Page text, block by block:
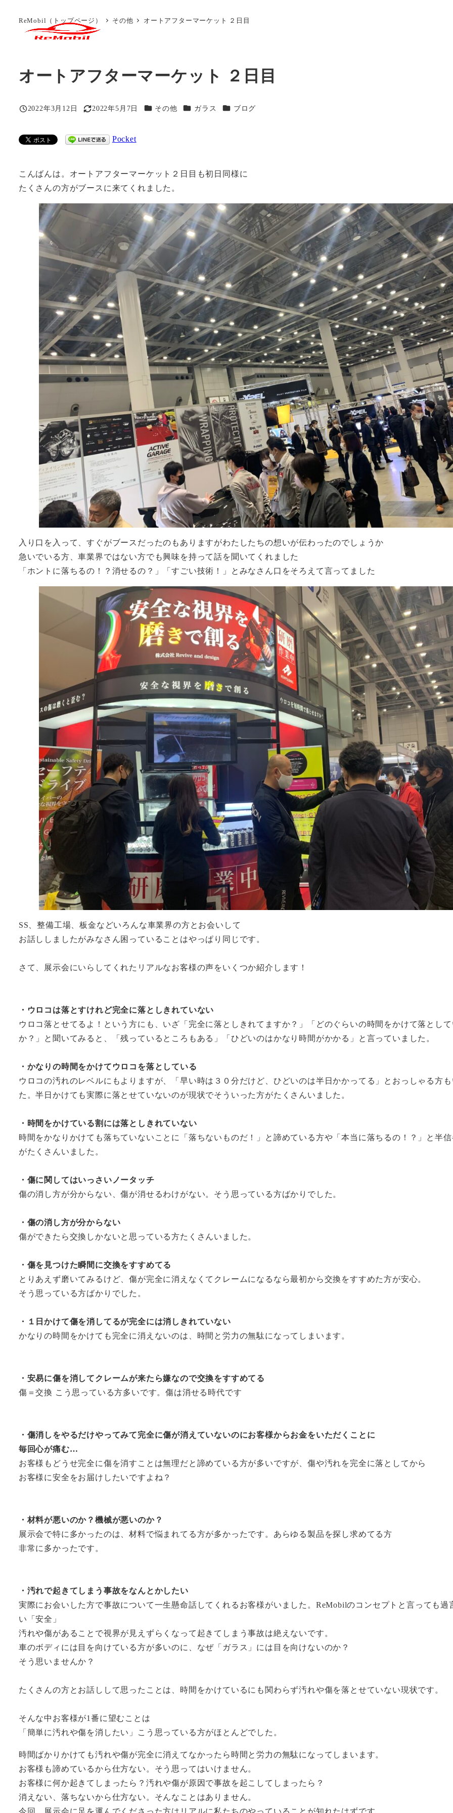
ReMobil（トップページ） その他 オートアフターマーケット ２日目
オートアフターマーケット ２日目
投稿日
2022年3月12日
更新日
2022年5月7日 カテゴリー
その他 カテゴリー
ガラス カテゴリー
ブログ
Pocket
こんばんは。オートアフターマーケット２日目も初日同様に
たくさんの方がブースに来てくれました。
入り口を入って、すぐがブースだったのもありますがわたしたちの想いが伝わったのでしょうか
急いでいる方、車業界ではない方でも興味を持って話を聞いてくれました
「ホントに落ちるの！？消せるの？」「すごい技術！」とみなさん口をそろえて言ってました
SS、整備工場、板金などいろんな車業界の方とお会いして
お話ししましたがみなさん困っていることはやっぱり同じです。
さて、展示会にいらしてくれたリアルなお客様の声をいくつか紹介します！
・ウロコは落とすけれど完全に落としきれていない
ウロコ落とせてるよ！という方にも、いざ「完全に落としきれてますか？」「どのぐらいの時間をかけて落とし
か？」と聞いてみると、「残っているところもある」「ひどいのはかなり時間がかかる」と言っていました。
・かなりの時間をかけてウロコを落としている
ウロコの汚れのレベルにもよりますが、「早い時は３０分だけど、ひどいのは半日かかってる」とおっしゃる方
た。半日かけても実際に落とせていないのが現状でそういった方がたくさんいました。
・時間をかけている割には落としきれていない
時間をかなりかけても落ちていないことに「落ちないものだ！」と諦めている方や「本当に落ちるの！？」と半
がたくさんいました。
・傷に関してはいっさいノータッチ
傷の消し方が分からない、傷が消せるわけがない。そう思っている方ばかりでした。
・傷の消し方が分からない
傷ができたら交換しかないと思っている方たくさんいました。
・傷を見つけた瞬間に交換をすすめてる
とりあえず磨いてみるけど、傷が完全に消えなくてクレームになるなら最初から交換をすすめた方が安心。
そう思っている方ばかりでした。
・１日かけて傷を消してるが完全には消しきれていない
かなりの時間をかけても完全に消えないのは、時間と労力の無駄になってしまいます。
・安易に傷を消してクレームが来たら嫌なので交換をすすめてる
傷＝交換 こう思っている方多いです。傷は消せる時代です
・傷消しをやるだけやってみて完全に傷が消えていないのにお客様からお金をいただくことに
毎回心が痛む…
お客様もどうせ完全に傷を消すことは無理だと諦めている方が多いですが、傷や汚れを完全に落としてから
お客様に安全をお届けしたいですよね？
・材料が悪いのか？機械が悪いのか？
展示会で特に多かったのは、材料で悩まれてる方が多かったです。あらゆる製品を探し求めてる方
非常に多かったです。
・汚れで起きてしまう事故をなんとかしたい
実際にお会いした方で事故について一生懸命話してくれるお客様がいました。ReMobilのコンセプトと言っても過
い「安全」
汚れや傷があることで視界が見えずらくなって起きてしまう事故は絶えないです。
車のボディには目を向けている方が多いのに、なぜ「ガラス」には目を向けないのか？
そう思いませんか？
たくさんの方とお話しして思ったことは、時間をかけているにも関わらず汚れや傷を落とせていない現状です。
そんな中お客様が1番に望むことは
「簡単に汚れや傷を消したい」こう思っている方がほとんどでした。
時間ばかりかけても汚れや傷が完全に消えてなかったら時間と労力の無駄になってしまいます。
お客様も諦めているから仕方ない。そう思ってはいけません。
お客様に何か起きてしまったら？汚れや傷が原因で事故を起こしてしまったら？
消えない、落ちないから仕方ない。そんなことはありません。